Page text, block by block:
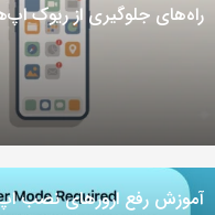
راه‌های جلوگیری از ریوک
آموزش رفع ارور‌های نصب